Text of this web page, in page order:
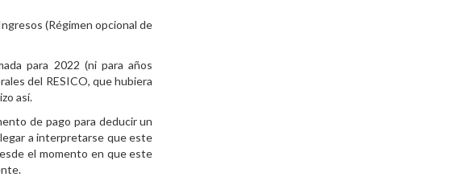
(Régimen opcional de
para 2022 (ni para años
del RESICO, que hubiera
así.
de pago para deducir un
a interpretarse que este
el momento en que este